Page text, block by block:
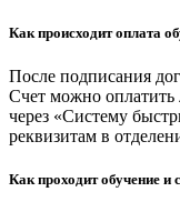
Как происходит оплата
После подписания
Счет можно
через «Систему
реквизитам в
Как проходит обучение и